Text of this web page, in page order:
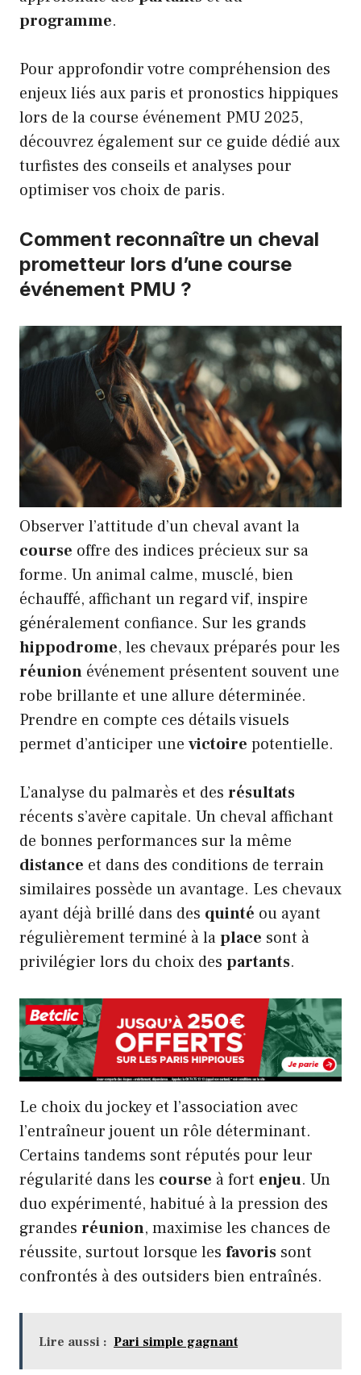
programme.
Pour approfondir votre compréhension des
enjeux liés aux paris et pronostics hippiques
lors de la course événement PMU 2025,
découvrez également sur ce guide dédié aux
turfistes des conseils et analyses pour
optimiser vos choix de paris.
Comment reconnaître un cheval
prometteur lors d’une course
événement PMU ?
Observer l’attitude d’un cheval avant la
course offre des indices précieux sur sa
forme. Un animal calme, musclé, bien
échauffé, affichant un regard vif, inspire
généralement confiance. Sur les grands
hippodrome, les chevaux préparés pour les
réunion événement présentent souvent une
robe brillante et une allure déterminée.
Prendre en compte ces détails visuels
permet d’anticiper une victoire potentielle.
L’analyse du palmarès et des résultats
récents s’avère capitale. Un cheval affichant
de bonnes performances sur la même
distance et dans des conditions de terrain
similaires possède un avantage. Les chevaux
ayant déjà brillé dans des quinté ou ayant
régulièrement terminé à laplace sont à
privilégier lors du choix des partants.
Le choix du jockey et l’association avec
l’entraîneur jouent un rôle déterminant.
Certains tandems sont réputés pour leur
régularité dans les course à fort enjeu. Un
duo expérimenté, habitué à la pression des
grandes réunion, maximise les chances de
réussite, surtout lorsque les favoris sont
confrontés à des outsiders bien entraînés.
Lire aussi : Pari simple gagnant